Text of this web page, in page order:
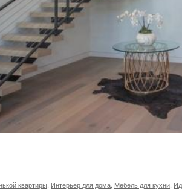
квартиры Интерьер для дома Мебель для кухни